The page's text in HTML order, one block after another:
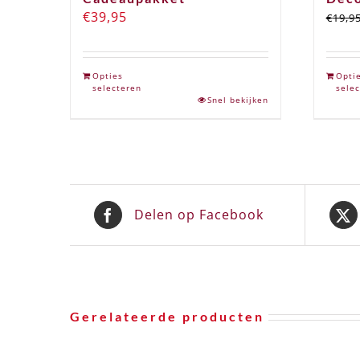
€39,95
Opties
selecteren
Snel bekijken
€
Delen op Facebook
Gerelateerde producten